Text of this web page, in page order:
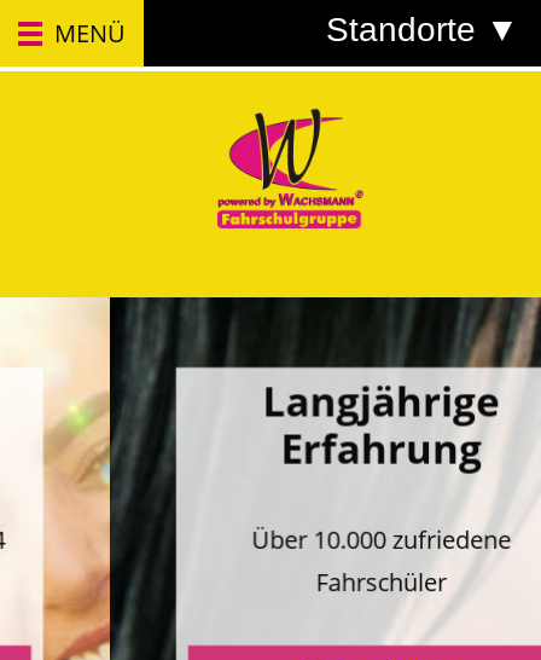
MENÜ Standorte ▼
Langjährige
Erfahrung
Über 10.000 zufriedene
Fahrschüler